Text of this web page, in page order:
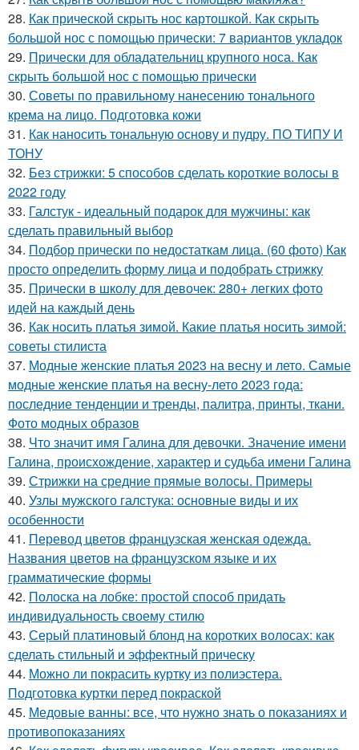
28. Как прической скрыть нос картошкой. Как скрыть
большой нос с помощью прически: 7 вариантов укладок
29. Прически для обладательниц крупного носа. Как
скрыть большой нос с помощью прически
30. Советы по правильному нанесению тонального
крема на лицо. Подготовка кожи
31. Как наносить тональную основу и пудру. ПО ТИПУ И
ТОНУ
32. Без стрижки: 5 способов сделать короткие волосы в
2022 году
33. Галстук - идеальный подарок для мужчины: как
сделать правильный выбор
34. Подбор прически по недостаткам лица. (60 фото) Как
просто определить форму лица и подобрать стрижку
35. Прически в школу для девочек: 280+ легких фото
идей на каждый день
36. Как носить платья зимой. Какие платья носить зимой:
советы стилиста
37. Модные женские платья 2023 на весну и лето. Самые
модные женские платья на весну-лето 2023 года:
последние тенденции и тренды, палитра, принты, ткани.
Фото модных образов
38. Что значит имя Галина для девочки. Значение имени
Галина, происхождение, характер и судьба имени Галина
39. Стрижки на средние прямые волосы. Примеры
40. Узлы мужского галстука: основные виды и их
особенности
41. Перевод цветов французская женская одежда.
Названия цветов на французском языке и их
грамматические формы
42. Полоска на лобке: простой способ придать
индивидуальность своему стилю
43. Серый платиновый блонд на коротких волосах: как
сделать стильный и эффектный прическу
44. Можно ли покрасить куртку из полиэстера.
Подготовка куртки перед покраской
45. Медовые ванны: все, что нужно знать о показаниях и
противопоказаниях